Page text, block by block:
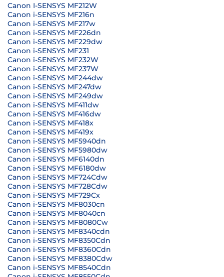
Canon I-SENSYS MF212W
Canon i-SENSYS MF216n
Canon i-SENSYS MF217w
Canon i-SENSYS MF226dn
Canon i-SENSYS MF229dw
Canon i-SENSYS MF231
Canon i-SENSYS MF232W
Canon i-SENSYS MF237W
Canon i-SENSYS MF244dw
Canon i-SENSYS MF247dw
Canon i-SENSYS MF249dw
Canon i-SENSYS MF411dw
Canon i-SENSYS MF416dw
Canon i-SENSYS MF418x
Canon i-SENSYS MF419x
Canon i-SENSYS MF5940dn
Canon i-SENSYS MF5980dw
Canon i-SENSYS MF6140dn
Canon i-SENSYS MF6180dw
Canon i-SENSYS MF724Cdw
Canon i-SENSYS MF728Cdw
Canon i-SENSYS MF729Cx
Canon i-SENSYS MF8030cn
Canon i-SENSYS MF8040cn
Canon i-SENSYS MF8080Cw
Canon i-SENSYS MF8340cdn
Canon i-SENSYS MF8350Cdn
Canon i-SENSYS MF8360Cdn
Canon i-SENSYS MF8380Cdw
Canon i-SENSYS MF8540Cdn